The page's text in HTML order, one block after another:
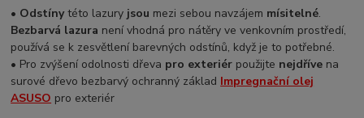
• Odstínytéto lazury jsou mezi sebou navzájem mísitelné.
Bezbarvá lazura není vhodná pro nátěry ve venkovním prostředí,
používá se k zesvětlení barevných odstínů, když je to potřebné.
• Pro zvýšení odolnosti dřeva pro exteriér použijte nejdříve na
surové dřevo bezbarvý ochranný základ Impregnační olej
ASUSO pro exteriér